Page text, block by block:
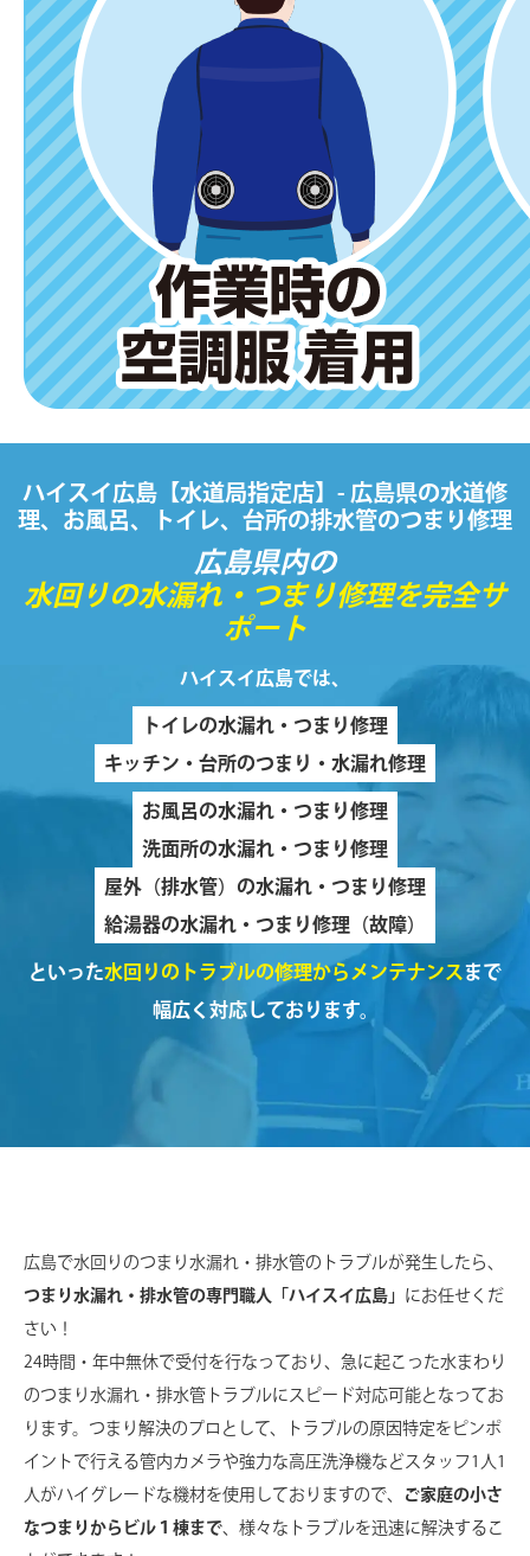
ハイスイ広島【水道局指定店】- 広島県の水道修
理、お風呂、トイレ、台所の排水管のつまり修理
広島県内の
水回りの水漏れ・つまり修理を完全サ
ポート
ハイスイ広島では、
トイレの水漏れ・つまり修理
キッチン・台所のつまり・水漏れ修理
お風呂の水漏れ・つまり修理
洗面所の水漏れ・つまり修理
屋外（排水管）の水漏れ・つまり修理
給湯器の水漏れ・つまり修理（故障）
といった水回りのトラブルの修理からメンテナンス まで
幅広く対応しております。
広島で水回りのつまり水漏れ・排水管のトラブルが発生したら、
つまり水漏れ・排水管の専門職人「ハイスイ広島」 にお任せくだ
さい！
24時間・年中無休で受付を行なっており、急に起こった⽔まわり
のつまり水漏れ・排水管トラブルにスピード対応可能となってお
ります。 つまり解決のプロとして、トラブルの原因特定をピンポ
イントで行える管内カメラや強力な高圧洗浄機などスタッフ1人1
人がハイグレードな機材を使用しておりますので、
ご家庭の小さ
なつまりからビル１棟まで 、様々なトラブルを迅速に解決するこ